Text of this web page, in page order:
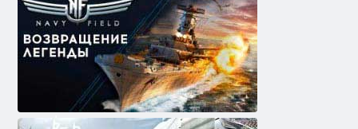
דלעפ יווַאנ